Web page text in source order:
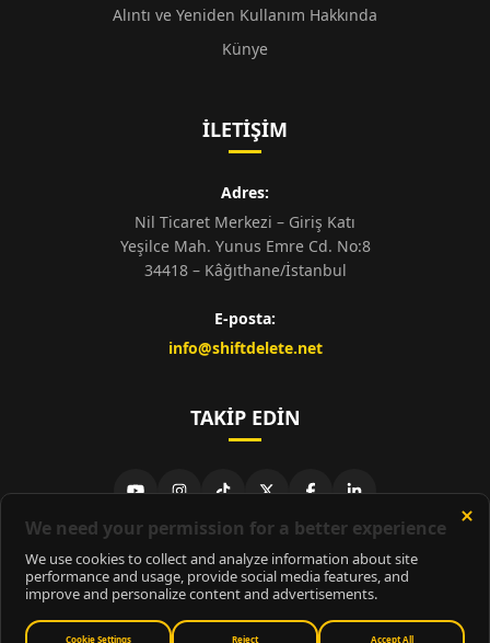
Alıntı ve Yeniden Kullanım Hakkında
Künye
İLETIŞIM
Adres:
Nil Ticaret Merkezi – Giriş Katı
Yeşilce Mah. Yunus Emre Cd. No:8
34418 – Kâğıthane/İstanbul
E-posta:
info@shiftdelete.net
TAKIP EDIN
© 2026ShiftDelete.Net- Tüm hakları saklıdır.